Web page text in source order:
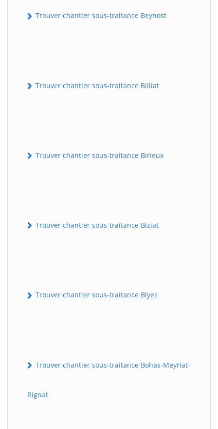
Trouver chantier sous-traitance Beynost
Trouver chantier sous-traitance Billiat
Trouver chantier sous-traitance Birieux
Trouver chantier sous-traitance Biziat
Trouver chantier sous-traitance Blyes
Trouver chantier sous-traitance Bohas-Meyriat-
Rignat